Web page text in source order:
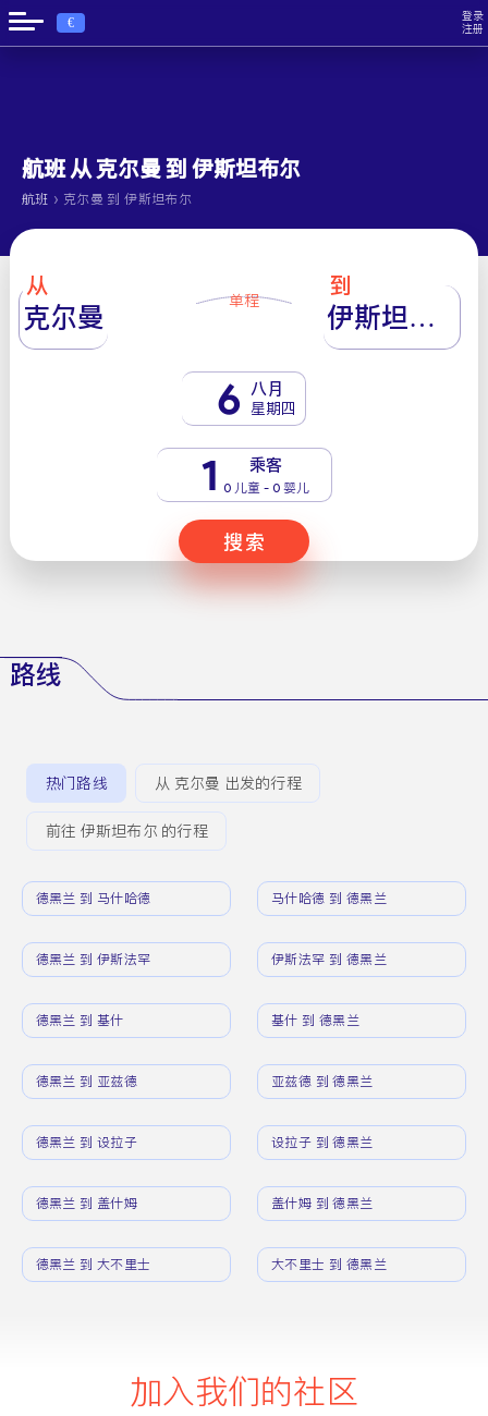
€
登录
注册
航班 从 克尔曼 到 伊斯坦布尔
航班 › 克尔曼 到 伊斯坦布尔
从
克尔曼 单程
到
伊斯坦布尔
6 八月
星期四
1 乘客
0 儿童 - 0 婴儿
搜索
路线
热门路线 从 克尔曼 出发的行程
前往 伊斯坦布尔 的行程
德黑兰 到 马什哈德 马什哈德 到 德黑兰
德黑兰 到 伊斯法罕 伊斯法罕 到 德黑兰
德黑兰 到 基什 基什 到 德黑兰
德黑兰 到 亚兹德 亚兹德 到 德黑兰
德黑兰 到 设拉子 设拉子 到 德黑兰
德黑兰 到 盖什姆 盖什姆 到 德黑兰
德黑兰 到 大不里士 大不里士 到 德黑兰
加入我们的社区